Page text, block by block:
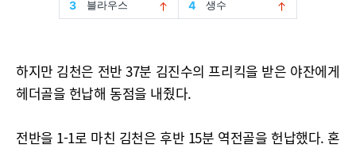
하지만 김천은 전반 37분 김진수의 프리킥을 받은 야잔에게
헤더골을 헌납해 동점을 내줬다.
전반을 1-1로 마친 김천은 후반 15분 역전골을 헌납했다. 혼